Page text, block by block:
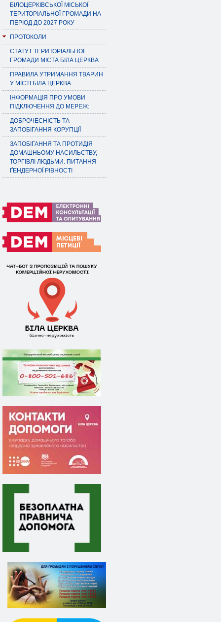
БІЛОЦЕРКІВСЬКОЇ МІСЬКОЇ
ТЕРИТОРІАЛЬНОЇ ГРОМАДИ НА
ПЕРІОД ДО 2027 РОКУ
ПРОТОКОЛИ
СТАТУТ ТЕРИТОРІАЛЬНОЇ
ГРОМАДИ МІСТА БІЛА ЦЕРКВА
ПРАВИЛА УТРИМАННЯ ТВАРИН
У МІСТІ БІЛА ЦЕРКВА
ІНФОРМАЦІЯ ПРО УМОВИ
ПІДКЛЮЧЕННЯ ДО МЕРЕЖ:
ДОБРОЧЕСНІСТЬ ТА
ЗАПОБІГАННЯ КОРУПЦІЇ
ЗАПОБІГАННЯ ТА ПРОТИДІЯ
ДОМАШНЬОМУ НАСИЛЬСТВУ,
ТОРГІВЛІ ЛЮДЬМИ. ПИТАННЯ
ҐЕНДЕРНОЇ РІВНОСТІ